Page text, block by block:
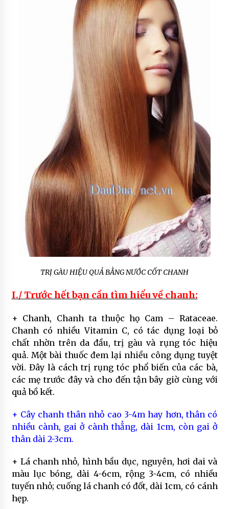
TRỊ GÀU HIỆU QUẢ BẰNG NƯỚC CỐT CHANH
I./ Trước hết bạn cần tìm hiểu về chanh:
+ Chanh, Chanh ta thuộc họ Cam – Rataceae.
Chanh có nhiều Vitamin C, có tác dụng loại bỏ
chất nhờn trên da đầu, trị gàu và rụng tóc hiệu
quả. Một bài thuốc đem lại nhiều công dụng tuyệt
vời. Đây là cách trị rụng tóc phổ biến của các bà,
các mẹ trước đây và cho đến tận bây giờ cùng với
quả bồ kết.
+ Cây chanh thân nhỏ cao 3-4m hay hơn, thân có
nhiều cành, gai ở cành thẳng, dài 1cm, còn gai ở
thân dài 2-3cm.
+ Lá chanh nhỏ, hình bầu dục, nguyên, hơi dai và
màu lục bóng, dài 4-6cm, rộng 3-4cm, có nhiều
tuyến nhỏ; cuống lá chanh có đốt, dài 1cm, có cánh
hẹp.